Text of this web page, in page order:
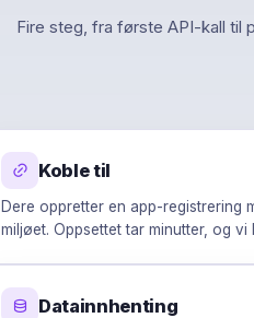
Fire steg, fra første API-kall til
Koble til
Dere oppretter en app-registrering
miljøet. Oppsettet tar minutter, og vi
Datainnhenting